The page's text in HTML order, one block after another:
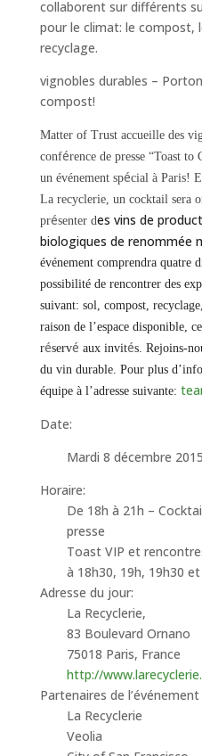
collaborent sur différents
pour le climat: le compost,
recyclage.
vignobles durables –
compost!
Matter of Trust accueille des
conférence de presse “Toast to
un événement spécial à Paris!
La recyclerie, un cocktail sera
présenter des vins de
biologiques de renommée
événement comprendra quatre
possibilité de rencontrer des
suivant: sol, compost,
raison de l’espace disponible,
réservé aux invités. Rejoins-
du vin durable. Pour plus
équipe à l’adresse suivante:
Date:
Mardi 8 décembre 2015
Horaire:
De 18h à 21h –
presse
Toast VIP et
à 18h30, 19h, 19h30 et
Adresse du jour:
La Recyclerie,
83 Boulevard Ornano
75018 Paris, France
http://
Partenaires de l’événement
La Recyclerie
Veolia